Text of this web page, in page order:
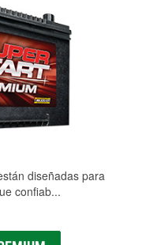
diseñadas para
confiab...